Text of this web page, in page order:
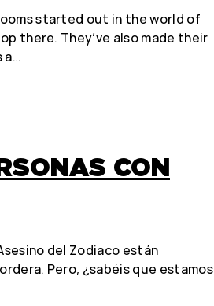
started out in the world of
there. They’ve also made their
a…
CON
del Zodiaco están
Pero, ¿sabéis que estamos